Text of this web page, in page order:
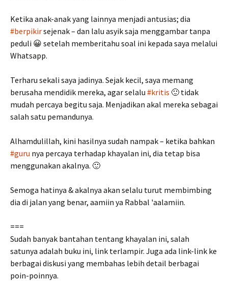
Ketika anak-anak yang lainnya menjadi antusias; dia
#berpikirsejenak – dan lalu asyik saja menggambar tanpa
peduli 😀 setelah memberitahu soal ini kepada saya melalui
Whatsapp.
Terharu sekali saya jadinya. Sejak kecil, saya memang
berusaha mendidik mereka, agar selalu #kritis 🙂 tidak
mudah percaya begitu saja. Menjadikan akal mereka sebagai
salah satu pemandunya.
Alhamdulillah, kini hasilnya sudah nampak – ketika bahkan
#guru nya percaya terhadap khayalan ini, dia tetap bisa
menggunakan akalnya. 🙂
Semoga hatinya & akalnya akan selalu turut membimbing
dia di jalan yang benar, aamiin ya Rabbal 'aalamiin.
===
Sudah banyak bantahan tentang khayalan ini, salah
satunya adalah buku ini, link terlampir. Juga ada link-link ke
berbagai diskusi yang membahas lebih detail berbagai
poin-poinnya.